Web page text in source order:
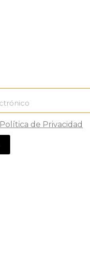
Política de Privacidad